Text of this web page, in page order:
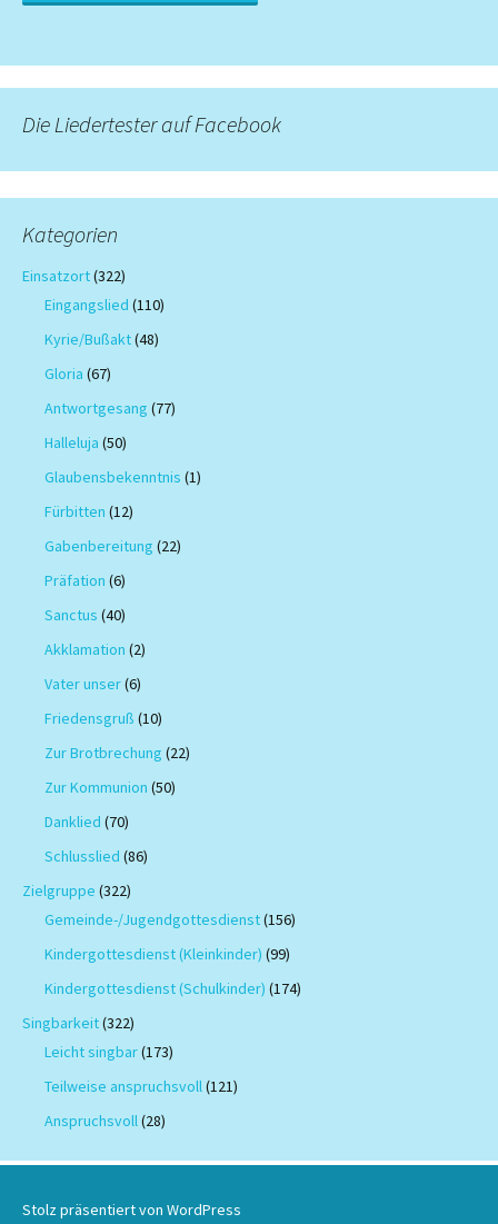
Die Liedertester auf Facebook
Kategorien
Einsatzort(322)
Eingangslied (110)
Kyrie/Bußakt(48)
Gloria (67)
Antwortgesang (77)
Halleluja (50)
Glaubensbekenntnis (1)
Fürbitten (12)
Gabenbereitung (22)
Präfation (6)
Sanctus (40)
Akklamation (2)
Vater unser(6)
Friedensgruß (10)
Zur Brotbrechung (22)
Zur Kommunion (50)
Danklied (70)
Schlusslied (86)
Zielgruppe (322)
Gemeinde-/Jugendgottesdienst(156)
Kindergottesdienst (Kleinkinder) (99)
Kindergottesdienst (Schulkinder) (174)
Singbarkeit(322)
Leicht singbar(173)
Teilweise anspruchsvoll(121)
Anspruchsvoll(28)
Stolz präsentiert von WordPress